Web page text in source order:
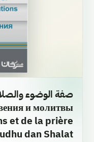
и молитвы
et de la prière
dan Shalat